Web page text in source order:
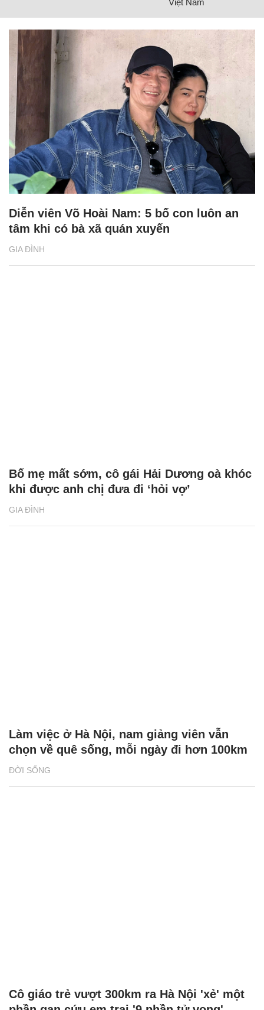
GIA ĐÌNH
Diễn viên Võ Hoài Nam: 5 bố con luôn an
tâm khi có bà xã quán xuyến
GIA ĐÌNH
Bố mẹ mất sớm, cô gái Hải Dương oà khóc
khi được anh chị đưa đi ‘hỏi vợ’
ĐỜI SỐNG
Làm việc ở Hà Nội, nam giảng viên vẫn
chọn về quê sống, mỗi ngày đi hơn 100km
Cô giáo trẻ vượt 300km ra Hà Nội 'xẻ' một